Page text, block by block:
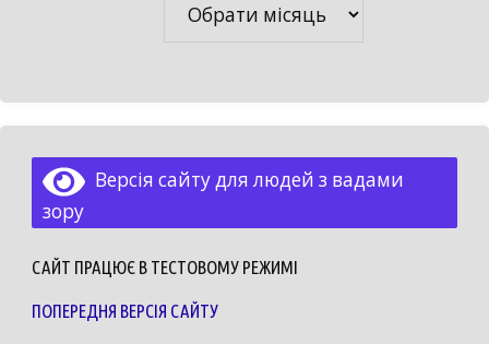
Версія сайту для людей з вадами
зору
САЙТ ПРАЦЮЄ В ТЕСТОВОМУ РЕЖИМІ
ПОПЕРЕДНЯ ВЕРСІЯ САЙТУ